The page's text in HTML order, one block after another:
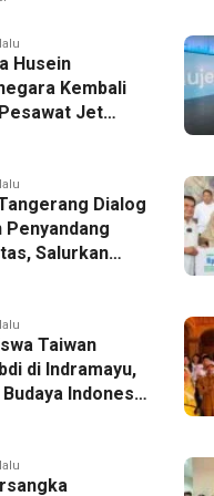
Husein
Kembali
Jet
Agustus 2026,
Denpasar
Dialog
Penyandang
Salurkan
dan Tampung
Taiwan
di Indramayu,
Indonesia
Pekerja